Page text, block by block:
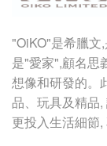
"OiKO"是希臘文,
是"愛家",顧名思
想像和研發的。
品、玩具及精品
更投入生活細節,